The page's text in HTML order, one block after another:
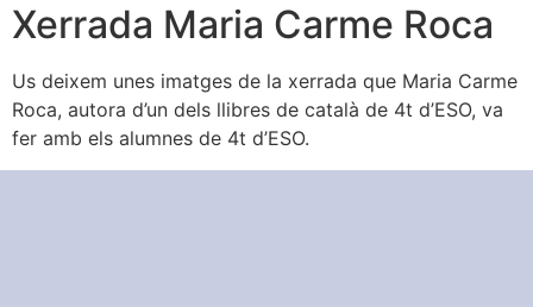
Xerrada Maria Carme Roca
Us deixem unes imatges de la xerrada que Maria Carme
Roca, autora d’un dels llibres de català de 4t d’ESO, va
fer amb els alumnes de 4t d’ESO.